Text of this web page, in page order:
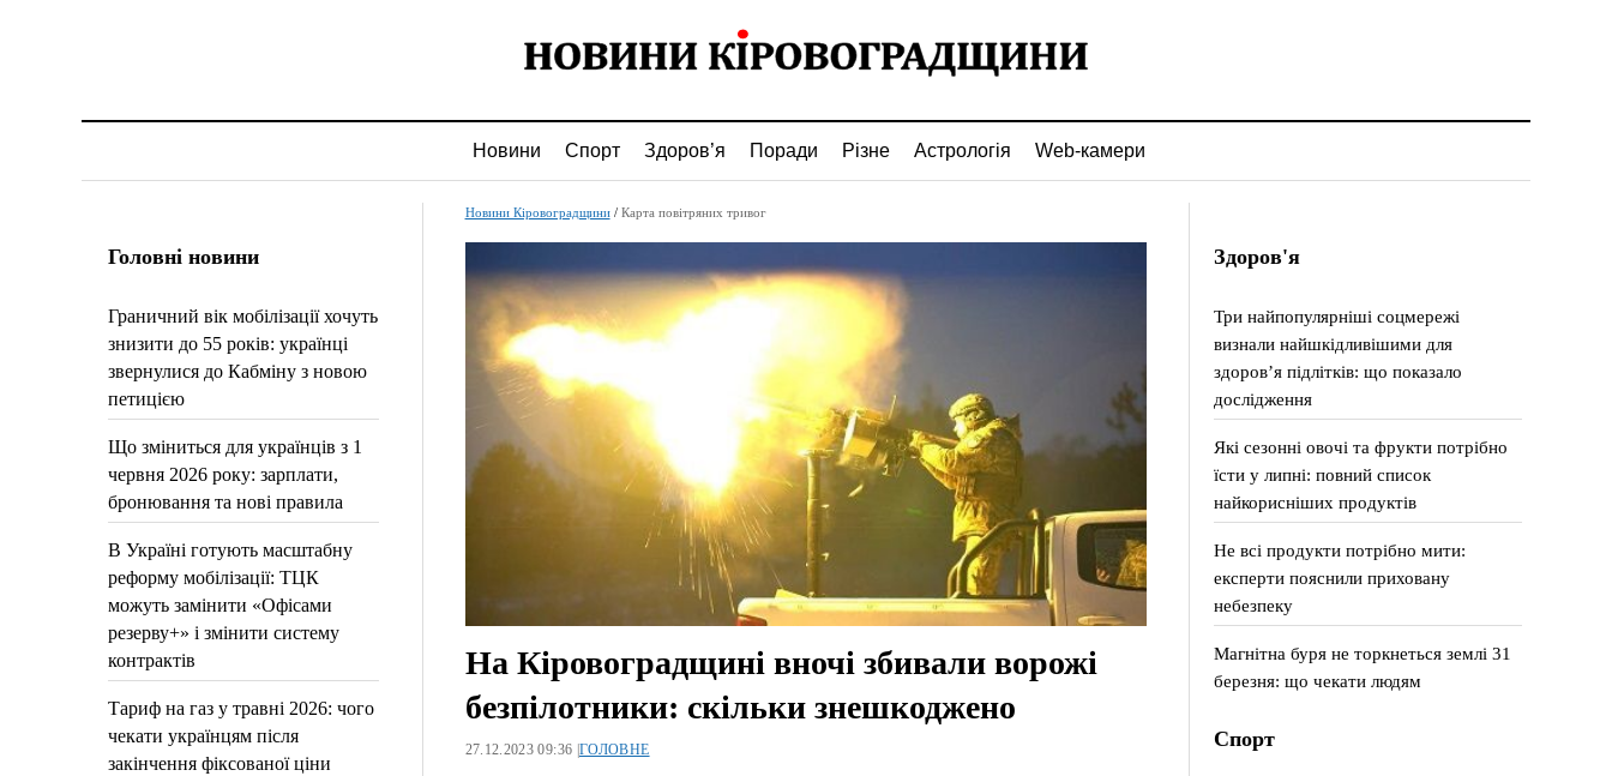
Новини Спорт Здоров’я Поради Різне Астрологія Web-камери
Головні новини
Граничний вік мобілізації хочуть
знизити до 55 років: українці
звернулися до Кабміну з новою
петицією
Що зміниться для українців з 1
червня 2026 року: зарплати,
бронювання та нові правила
В Україні готують масштабну
реформу мобілізації: ТЦК
можуть замінити «Офісами
резерву+» і змінити систему
контрактів
Тариф на газ у травні 2026: чого
чекати українцям після
закінчення фіксованої ціни
Новини Кіровоградщини/ Карта повітряних тривог
На Кіровоградщині вночі збивали ворожі
безпілотники: скільки знешкоджено
27.12.2023 09:36 |ГОЛОВНЕ
Здоров'я
Три найпопулярніші соцмережі
визнали найшкідливішими для
здоров’я підлітків: що показало
дослідження
Які сезонні овочі та фрукти потрібно
їсти у липні: повний список
найкорисніших продуктів
Не всі продукти потрібно мити:
експерти пояснили приховану
небезпеку
Магнітна буря не торкнеться землі 31
березня: що чекати людям
Спорт